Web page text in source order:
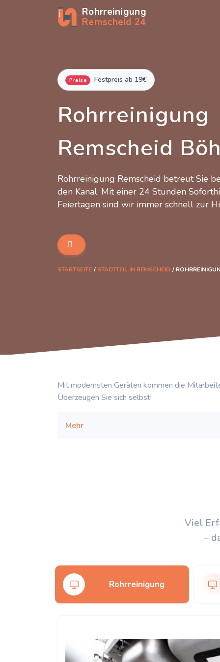
Rohrreinigung
Remscheid 24
Preise Festpreis ab 19€
Rohrreinigung
Remscheid
Rohrreinigung Remscheid betreut Sie
den Kanal. Mit einer 24 Stunden
Feiertagen sind wir immer schnell zur
STARTSEITE STADTTEIL IN REMSCHEID
Mit modernsten Geräten kommen die
Überzeugen Sie sich selbst!
Mehr
Viel
–
Rohrreinigung